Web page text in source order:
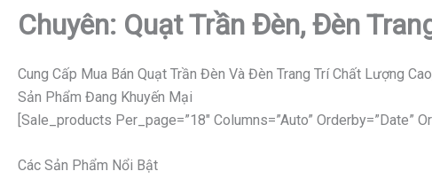
Chuyên: Quạt Trần Đèn, Đèn
Cung Cấp Mua Bán Quạt Trần Đèn Và Đèn Trang Trí Chất Lượng
Sản Phẩm Đang Khuyến Mại
[sale_products Per_page=”18″ Columns=”auto” Orderby=”date”
Các Sản Phẩm Nổi Bật